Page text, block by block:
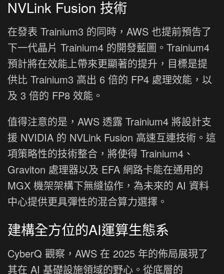
NVLink Fusion 技術
在發表 Trainium3 的同時，AWS 也提前預告了
下一代晶片 Trainium4 的開發藍圖。Trainium4
預計將在效能上帶來更顯著的提升，目標是提
供比 Trainium3 高出 6 倍的 FP4 處理效能，以
及 3 倍的 FP8 效能。
值得注意的是，AWS 透露 Trainium4 將設計支
援 NVIDIA 的 NVLink Fusion 高速互連技術。這
項策略性的技術整合，將使得 Trainium4、
Graviton 處理器以及 EFA 網路卡能在通用的
MGX 機架架構下無縫協作，為未來的 AI 資料
中心提供更具彈性的混合算力選擇。
建構全方位的AI運算生態系
CyberQ 觀察，AWS 在 2025 年的佈局展現了
其在 AI 基礎設施領域的野心。從底層的